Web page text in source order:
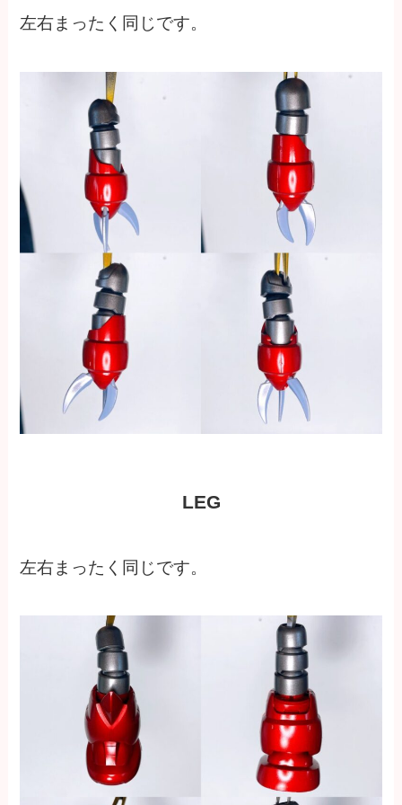
左右まったく同じです。
LEG
左右まったく同じです。